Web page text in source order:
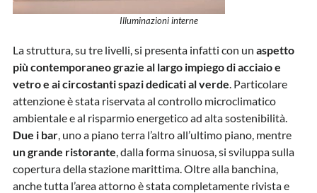
Illuminazioni interne
La struttura, su tre livelli, si presenta infatti con un aspetto
più contemporaneo grazie al largo impiego di acciaio e
vetroe ai circostanti spazi dedicati al verde. Particolare
attenzione è stata riservata al controllo microclimatico
ambientale e al risparmio energetico ad alta sostenibilità.
Due i bar, uno a piano terra l’altro all’ultimo piano, mentre
un grande ristorante, dalla forma sinuosa, si sviluppa sulla
copertura della stazione marittima. Oltre alla banchina,
anche tutta l’area attorno è stata completamente rivista e